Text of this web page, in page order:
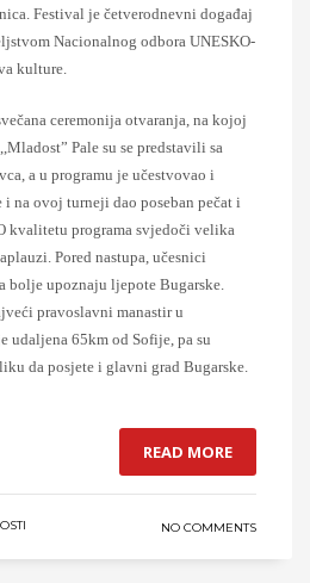
Festival je četverodnevni događaj
Nacionalnog odbora UNESKO-
kulture.
ceremonija otvaranja, na kojoj
Pale su se predstavili sa
a u programu je učestvovao i
na ovoj turneji dao poseban pečat i
kvalitetu programa svjedoči velika
Pored nastupa, učesnici
upoznaju ljepote Bugarske.
pravoslavni manastir u
udaljena 65km od Sofije, pa su
da posjete i glavni grad Bugarske.
READ MORE
NO COMMENTS